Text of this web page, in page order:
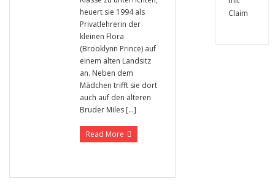
heuert sie 1994 als
Privatlehrerin der
kleinen Flora
(Brooklynn Prince) auf
einem alten Landsitz
an. Neben dem
Mädchen trifft sie dort
auch auf den älteren
Bruder Miles […]
Read More